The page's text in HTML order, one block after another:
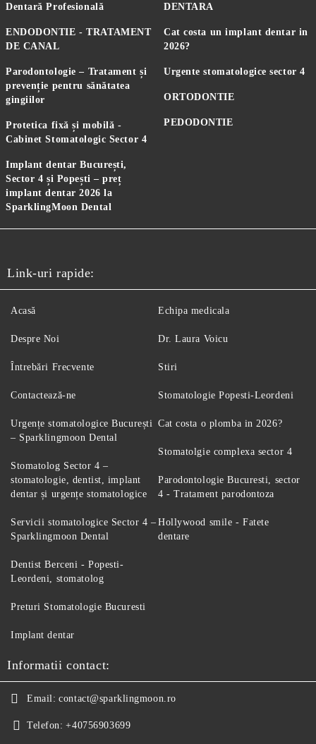
Dentară Profesională
ENDODONTIE - TRATAMENT
DE CANAL
Parodontologie – Tratament și
prevenție pentru sănătatea
gingiilor
Protetica fixă și mobilă -
Cabinet Stomatologic Sector 4
Implant dentar București,
Sector 4 și Popești – preț
implant dentar 2026 la
SparklingMoon Dental
DENTARA
Cat costa un implant dentar in
2026?
Urgente stomatologice sector 4
ORTODONTIE
PEDODONTIE
Link-uri rapide:
Acasă
Despre Noi
Întrebări Frecvente
Contactează-ne
Echipa medicala
Dr. Laura Voicu
Stiri
Stomatologie Popesti-Leordeni
Urgențe stomatologice București
– Sparklingmoon Dental
Stomatolog Sector 4 –
stomatologie, dentist, implant
dentar și urgențe stomatologice
Servicii stomatologice Sector 4 –
Sparklingmoon Dental
Dentist Berceni - Popesti-
Leordeni, stomatolog
Cat costa o plomba in 2026?
Stomatolgie complexa sector 4
Parodontologie Bucuresti, sector
4 - Tratament parodontoza
Hollywood smile - Fatete
dentare
Preturi Stomatologie Bucuresti
Implant dentar
Informatii contact:
Email: contact@sparklingmoon.ro
Telefon: +40756903699